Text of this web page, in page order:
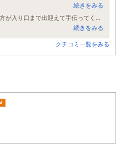
続きをみる
子ども2人と利用しましたが、とても良かったです！ チェックインの際はスタッフの方が入り口まで出迎えて手伝ってくださり、レストランでも入口で戸惑っていると男性のスタッフが来て席まで案内してくださいました。その際子どもたちにも色々優しく話しかけてくださり、とても嬉しかったです。 プールもお風呂も最高で、足湯は子どもたちが何度も入るほど気に入っていました。 レストランもチェックイン後からチェックアウト後まで何度も利用させていただきました。 子どもたちも「また行きたい！」と言っており、子供も大人もみんな大満足です。またぜひ伺いたいと思います。
続きをみる
クチコミ一覧をみる